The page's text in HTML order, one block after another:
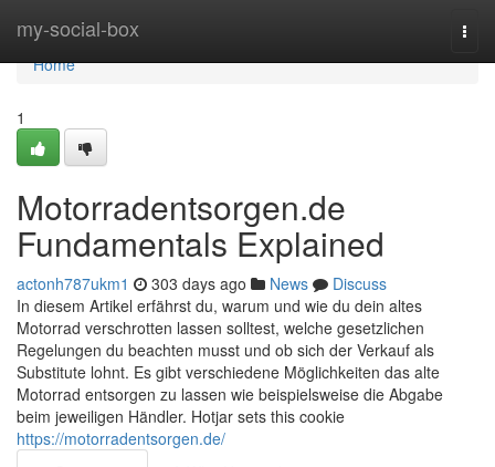
my-social-box
Home
Home
1
Motorradentsorgen.de
Fundamentals Explained
actonh787ukm1 303 days ago News
Discuss
In diesem Artikel erfährst du, warum und wie du dein altes
Motorrad verschrotten lassen solltest, welche gesetzlichen
Regelungen du beachten musst und ob sich der Verkauf als
Substitute lohnt. Es gibt verschiedene Möglichkeiten das alte
Motorrad entsorgen zu lassen wie beispielsweise die Abgabe
beim jeweiligen Händler. Hotjar sets this cookie
https://motorradentsorgen.de/